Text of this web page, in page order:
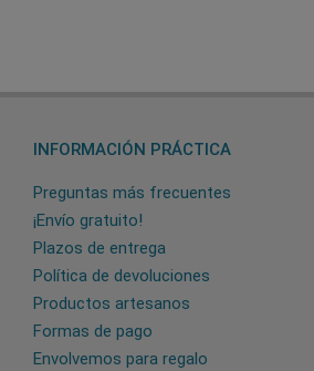
INFORMACIÓN PRÁCTICA
Preguntas más frecuentes
¡Envío gratuito!
Plazos de entrega
Política de devoluciones
Productos artesanos
Formas de pago
Envolvemos para regalo